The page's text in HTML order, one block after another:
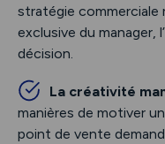
stratégie commerciale
exclusive du manager,
décision.
La créativité
manières de motiver
point de vente